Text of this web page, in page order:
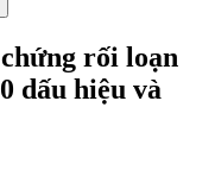
rối loạn
dấu hiệu và